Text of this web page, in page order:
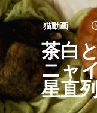
猫動画
茶白
ニャ
星直